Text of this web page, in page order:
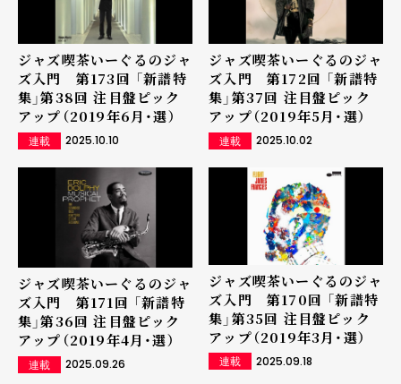
ジャズ喫茶いーぐるのジャ
ズ入門 第173回 「新譜特
集」第38回 注目盤ピック
アップ（2019年6月・選）
連載 2025.10.10
ジャズ喫茶いーぐるのジャ
ズ入門 第172回 「新譜特
集」第37回 注目盤ピック
アップ（2019年5月・選）
連載 2025.10.02
ジャズ喫茶いーぐるのジャ
ズ入門 第171回 「新譜特
集」第36回 注目盤ピック
アップ（2019年4月・選）
連載 2025.09.26
ジャズ喫茶いーぐるのジャ
ズ入門 第170回 「新譜特
集」第35回 注目盤ピック
アップ（2019年3月・選）
連載 2025.09.18